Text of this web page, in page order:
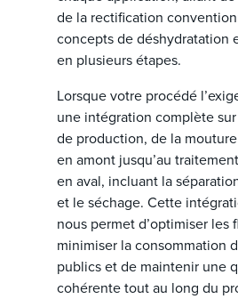
de la rectification
concepts de déshydratation
en plusieurs étapes.
Lorsque votre procédé
une intégration complète
de production, de la
en amont jusqu’au
en aval, incluant la
et le séchage. Cette
nous permet d’optimiser les
minimiser la consommation
publics et de maintenir une
cohérente tout au long du